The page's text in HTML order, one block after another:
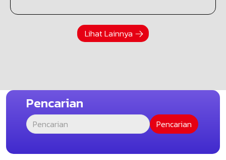
Lihat Lainnya
Pencarian